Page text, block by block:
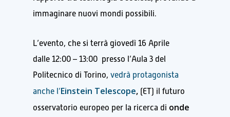
immaginare nuovi mondi possibili.
L’evento, che si terrà giovedì 16 Aprile
dalle 12:00 – 13:00 presso l’Aula 3 del
Politecnico di Torino, vedrà protagonista
anche l’Einstein Telescope, (ET) il futuro
osservatorio europeo per la ricerca di onde